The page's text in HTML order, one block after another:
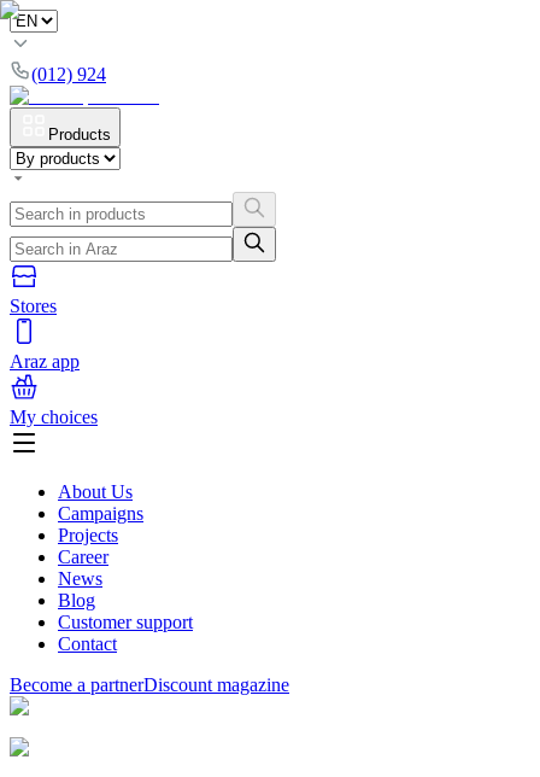
(012) 924
Products
Stores
Araz app
My choices
About Us
Campaigns
Projects
Career
News
Blog
Customer support
Contact
Become a partnerDiscount magazine